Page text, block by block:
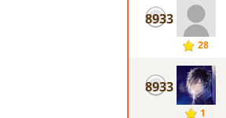
8933
28
8933
1